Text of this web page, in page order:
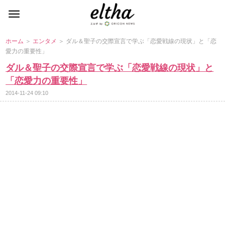
ホーム ＞ エンタメ ＞ ダル＆聖子の交際宣言で学ぶ「恋愛戦線の現状」と「恋
愛力の重要性」
ダル＆聖子の交際宣言で学ぶ「恋愛戦線の現状」と
「恋愛力の重要性」
2014-11-24 09:10